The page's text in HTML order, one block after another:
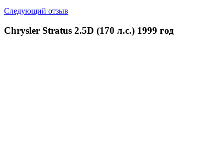
Следующий отзыв
Chrysler Stratus 2.5D (170 л.с.) 1999 год